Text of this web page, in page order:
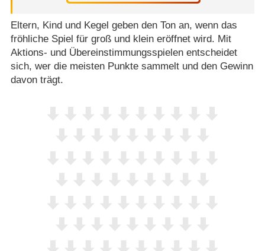
Eltern, Kind und Kegel geben den Ton an, wenn das
fröhliche Spiel für groß und klein eröffnet wird. Mit
Aktions- und Übereinstimmungsspielen entscheidet
sich, wer die meisten Punkte sammelt und den Gewinn
davon trägt.